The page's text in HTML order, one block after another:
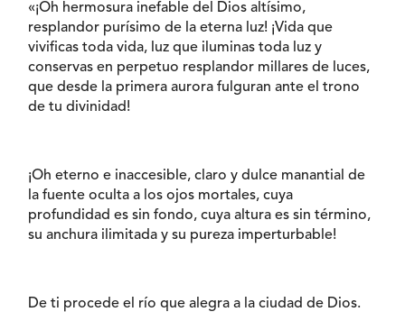
«¡Oh hermosura inefable del Dios altísimo,
resplandor purísimo de la eterna luz! ¡Vida que
vivificas toda vida, luz que iluminas toda luz y
conservas en perpetuo resplandor millares de luces,
que desde la primera aurora fulguran ante el trono
de tu divinidad!
¡Oh eterno e inaccesible, claro y dulce manantial de
la fuente oculta a los ojos mortales, cuya
profundidad es sin fondo, cuya altura es sin término,
su anchura ilimitada y su pureza imperturbable!
De ti procede el río que alegra a la ciudad de Dios.